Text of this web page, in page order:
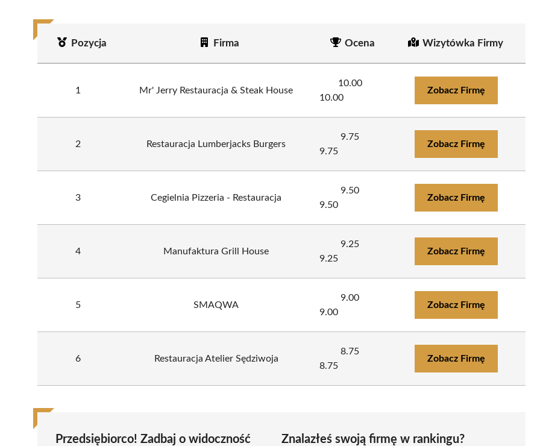
Pozycja Firma Ocena Wizytówka Firmy
1 Mr' Jerry Restauracja & Steak House
10.00
10.00
Zobacz Firmę
2 Restauracja Lumberjacks Burgers
9.75
9.75
Zobacz Firmę
3 Cegielnia Pizzeria - Restauracja
9.50
9.50
Zobacz Firmę
4 Manufaktura Grill House
9.25
9.25
Zobacz Firmę
5 SMAQWA
9.00
9.00
Zobacz Firmę
6 Restauracja Atelier Sędziwoja
8.75
8.75
Zobacz Firmę
Przedsiębiorco! Zadbaj o widoczność
Znalazłeś swoją firmę w rankingu?